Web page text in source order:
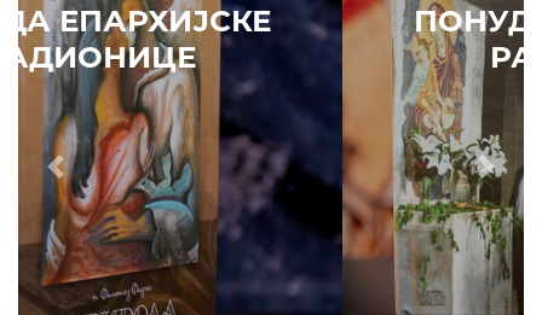
ПОНУДА ЕПАРХИЈСКЕ
РАДИОНИЦЕ
Prethodni